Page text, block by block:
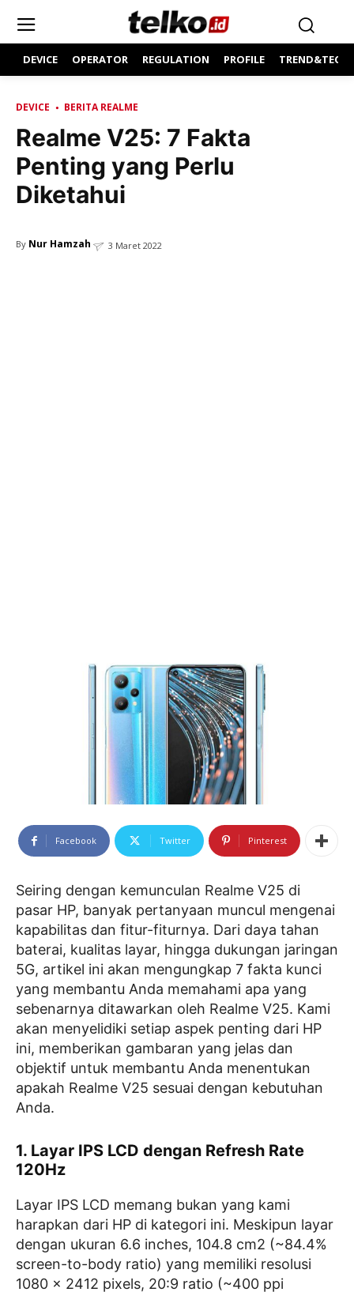
DEVICE OPERATOR REGULATION PROFILE
DEVICE BERITA REALME
Realme V25: 7 Fakta
Penting yang Perlu
Diketahui
By Nur Hamzah 3 Maret 2022
Facebook Twitter Pinterest
Seiring dengan kemunculan Realme V25 di
pasar HP, banyak pertanyaan muncul mengenai
kapabilitas dan fitur-fiturnya. Dari daya tahan
baterai, kualitas layar, hingga dukungan jaringan
5G, artikel ini akan mengungkap 7 fakta kunci
yang membantu Anda memahami apa yang
sebenarnya ditawarkan oleh Realme V25. Kami
akan menyelidiki setiap aspek penting dari HP
ini, memberikan gambaran yang jelas dan
objektif untuk membantu Anda menentukan
apakah Realme V25 sesuai dengan kebutuhan
Anda.
1. Layar IPS LCD dengan Refresh Rate
120Hz
Layar IPS LCD memang bukan yang kami
harapkan dari HP di kategori ini. Meskipun layar
dengan ukuran 6.6 inches, 104.8 cm2 (~84.4%
screen-to-body ratio) yang memiliki resolusi
1080 x 2412 pixels, 20:9 ratio (~400 ppi